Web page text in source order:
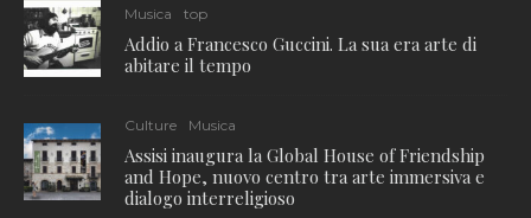
Musica top
Addio a Francesco Guccini. La sua era arte di
abitare il tempo
Culture Musica
Assisi inaugura la Global House of Friendship
and Hope, nuovo centro tra arte immersiva e
dialogo interreligioso